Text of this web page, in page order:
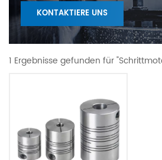
KONTAKTIERE UNS
1 Ergebnisse gefunden für